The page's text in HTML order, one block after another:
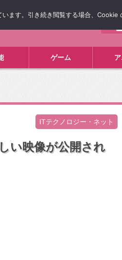
ゲーム
ITテクノロジー・ネット
い映像が公開され
ます。引き続き閲覧する場合、Cookie